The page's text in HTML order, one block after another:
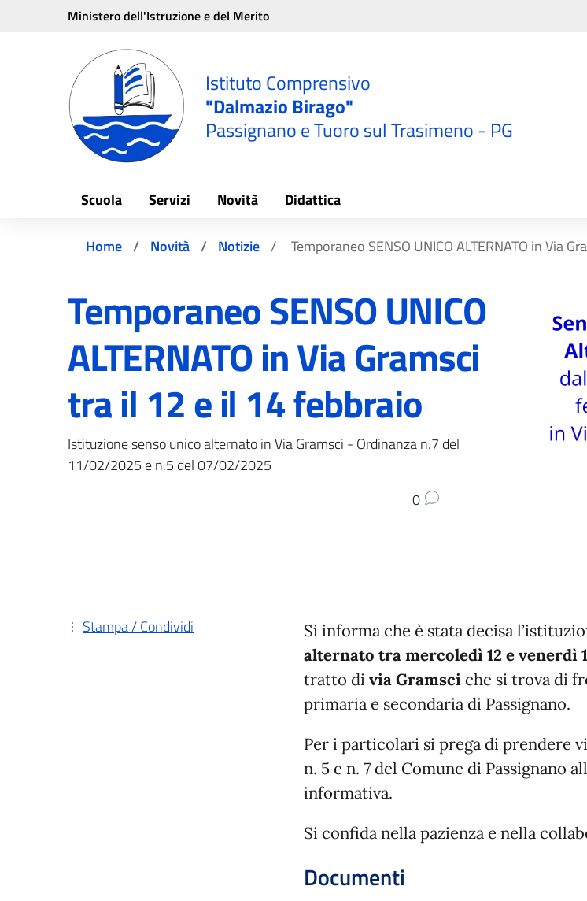
Vai ai contenuti
Vai al menu di navigazione
Ministero dell'Istruzione e del Merito
Istituto Comprensivo
"Dalmazio Birago"
Passignano e Tuoro sul Trasimeno - PG
Scuola Servizi Novità Didattica
Home Novità Notizie Temporaneo SENSO UNICO ALTERNATO in Via
Temporaneo SENSO UNICO
ALTERNATO in Via Gramsci
tra il 12 e il 14 febbraio
Istituzione senso unico alternato in Via Gramsci - Ordinanza n.7 del
11/02/2025 e n.5 del 07/02/2025
0
Si informa che è stata decisa
alternato tra mercoledì 12 e venerdì
tratto di via Gramsciche si trova di
primaria e secondaria di Passignano.
Per i particolari si prega di prendere
n. 5 e n. 7 del Comune di Passignano
informativa.
Si confida nella pazienza e nella
Documenti
Stampa / Condividi